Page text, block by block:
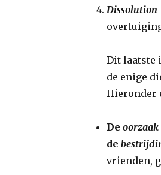
Dissolution
Dit laatste
de enige
Hieronder
De oorzaak
de
vrienden,